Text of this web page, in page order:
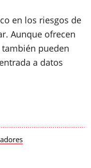
en los riesgos de
Aunque ofrecen
pueden
a datos